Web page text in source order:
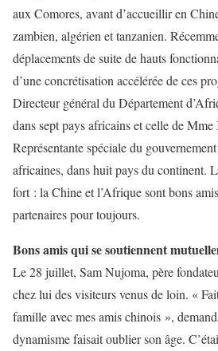
aux Comores, avant d’accueillir en
zambien, algérien et tanzanien.
déplacementsde suitede hauts
d’une concrétisation accélérée de ces
Directeur général du Département
dans sept pays africains etcelle deMme
Représentante spéciale du
africaines, dans huitpays du continent.
fort : la Chine et l’Afrique sontbons
partenaires pour toujours.
Bons amis qui se soutiennent
Le 28 juillet, Sam Nujoma, père
chez lui des visiteurs venus de loin. «
famille avec mes amis chinois »,
dynamisme faisait oublier son âge.